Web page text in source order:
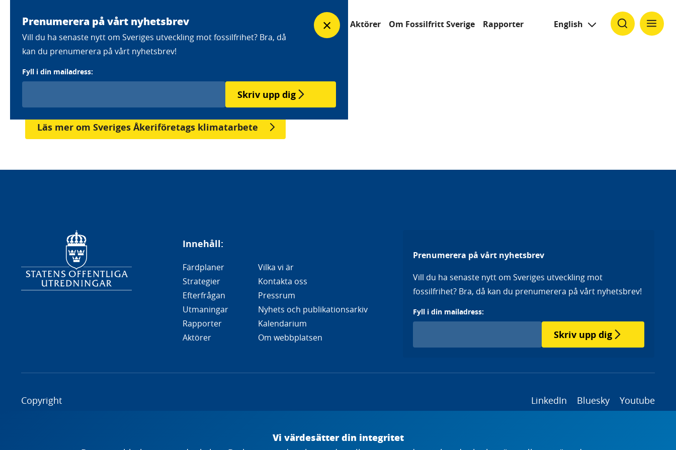
Färdplaner Strategier Industrisatsningar Aktörer Om Fossilfritt Sverige Rapporter English
Sveriges Åkeriföretag
Läs mer om Sveriges Åkeriföretags klimatarbete
Innehåll:
Färdplaner
Strategier
Efterfrågan
Utmaningar
Rapporter
Aktörer
Vilka vi är
Kontakta oss
Pressrum
Nyhets och publikationsarkiv
Kalendarium
Om webbplatsen
Prenumerera på vårt nyhetsbrev
Vill du ha senaste nytt om Sveriges utveckling mot
fossilfrihet? Bra, då kan du prenumerera på vårt nyhetsbrev!
Fyll i din mailadress:
Skriv upp dig
Copyright LinkedIn Bluesky Youtube
×
Prenumerera på vårt nyhetsbrev
Vill du ha senaste nytt om Sveriges utveckling mot fossilfrihet? Bra, då
kan du prenumerera på vårt nyhetsbrev!
Fyll i din mailadress:
Skriv upp dig
Vi värdesätter din integritet